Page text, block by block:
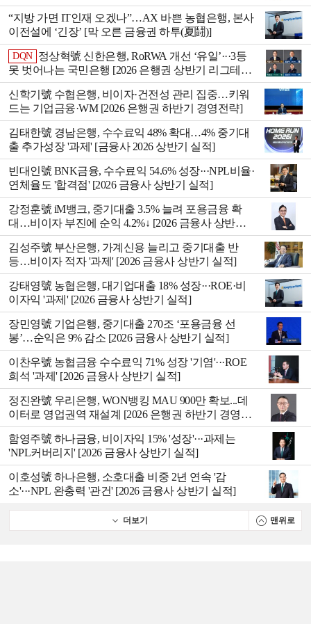
검]
“지방 가면 IT인재 오겠나”…AX 바쁜 농협은행, 본사
이전설에 ‘긴장’ [막 오른 금융권 하투(夏鬪)]
DQN
정상혁號 신한은행, RoRWA 개선 ‘유일’···3등
못 벗어나는 국민은행 [2026 은행권 상반기 리그테이
블]
신학기號 수협은행, 비이자·건전성 관리 집중…키워
드는 기업금융·WM [2026 은행권 하반기 경영전략]
김태한號 경남은행, 수수료익 48% 확대…4% 중기대
출 추가성장 '과제' [금융사 2026 상반기 실적]
빈대인號 BNK금융, 수수료익 54.6% 성장···NPL비율·
연체율도 '합격점' [2026 금융사 상반기 실적]
강정훈號 iM뱅크, 중기대출 3.5% 늘려 포용금융 확
대…비이자 부진에 순익 4.2%↓ [2026 금융사 상반기
실적]
김성주號 부산은행, 가계신용 늘리고 중기대출 반
등…비이자 적자 '과제' [2026 금융사 상반기 실적]
강태영號 농협은행, 대기업대출 18% 성장···ROE·비
이자익 '과제' [2026 금융사 상반기 실적]
장민영號 기업은행, 중기대출 270조 ‘포용금융 선
봉’…순익은 9% 감소 [2026 금융사 상반기 실적]
이찬우號 농협금융 수수료익 71% 성장 '기염'···ROE
희석 '과제' [2026 금융사 상반기 실적]
정진완號 우리은행, WON뱅킹 MAU 900만 확보...데
이터로 영업권역 재설계 [2026 은행권 하반기 경영전
략]
함영주號 하나금융, 비이자익 15% '성장'···과제는
'NPL커버리지' [2026 금융사 상반기 실적]
이호성號 하나은행, 소호대출 비중 2년 연속 '감
소'···NPL 완충력 '관건' [2026 금융사 상반기 실적]
더보기 맨위로